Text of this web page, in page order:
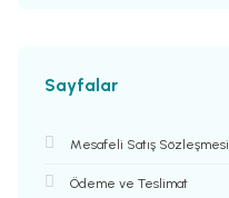
Sayfalar
Mesafeli Satış Sözleşmesi
Ödeme ve Teslimat